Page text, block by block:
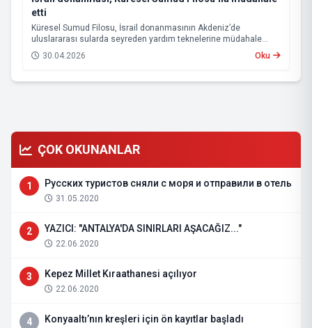
etti
Küresel Sumud Filosu, İsrail donanmasının Akdeniz’de
uluslararası sularda seyreden yardım teknelerine müdahale
ettiğini açıkladı.
30.04.2026 Oku
ÇOK OKUNANLAR
1 Русских туристов сняли с моря и отправили в отель
31.05.2020
2 YAZICI: "ANTALYA'DA SINIRLARI AŞACAĞIZ..."
22.06.2020
3 Kepez Millet Kıraathanesi açılıyor
22.06.2020
4 Konyaaltı’nın kreşleri için ön kayıtlar başladı